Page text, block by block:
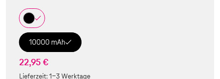
10000 mAh
22,95 €
Lieferzeit:1-3 Werktage